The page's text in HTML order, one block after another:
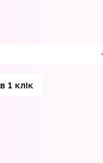
в 1 клік